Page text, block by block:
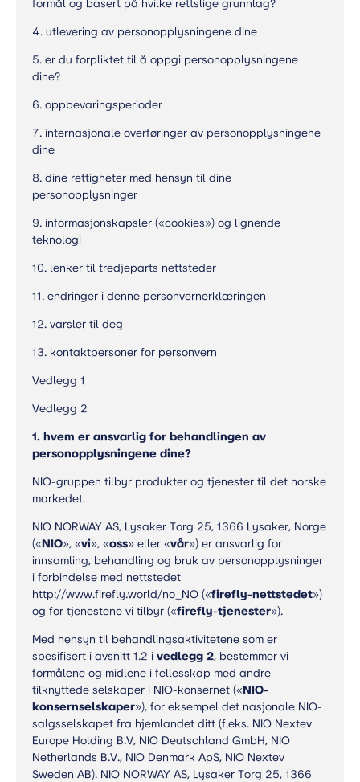
formål og basert på hvilke rettslige grunnlag?
4. utlevering av personopplysningene dine
5. er du forpliktet til å oppgi personopplysningene
dine?
6. oppbevaringsperioder
7. internasjonale overføringer av personopplysningene
dine
8. dine rettigheter med hensyn til dine
personopplysninger
9. informasjonskapsler («cookies») og lignende
teknologi
10. lenker til tredjeparts nettsteder
11. endringer i denne personvernerklæringen
12. varsler til deg
13. kontaktpersoner for personvern
Vedlegg 1
Vedlegg 2
1. hvem er ansvarlig for behandlingen av
personopplysningene dine?
NIO-gruppen tilbyr produkter og tjenester til det norske
markedet.
NIO NORWAY AS, Lysaker Torg 25, 1366 Lysaker, Norge
(«NIO», «vi», «oss» eller «vår») er ansvarlig for
innsamling, behandling og bruk av personopplysninger
i forbindelse med nettstedet
http://www.firefly.world/no_NO («firefly-nettstedet»)
og for tjenestene vi tilbyr («firefly-tjenester»).
Med hensyn til behandlingsaktivitetene som er
spesifisert i avsnitt 1.2 i vedlegg 2, bestemmer vi
formålene og midlene i fellesskap med andre
tilknyttede selskaper i NIO-konsernet («NIO-
konsernselskaper»), for eksempel det nasjonale NIO-
salgsselskapet fra hjemlandet ditt (f.eks. NIO Nextev
Europe Holding B.V, NIO Deutschland GmbH, NIO
Netherlands B.V., NIO Denmark ApS, NIO Nextev
Sweden AB). NIO NORWAY AS, Lysaker Torg 25, 1366